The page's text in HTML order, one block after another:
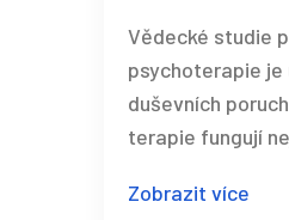
Vědecké studie
psychoterapie je
duševních
terapie fungují
Zobrazit více